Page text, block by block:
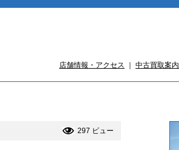
店舗情報・アクセス 中古買取案内
297 ビュー